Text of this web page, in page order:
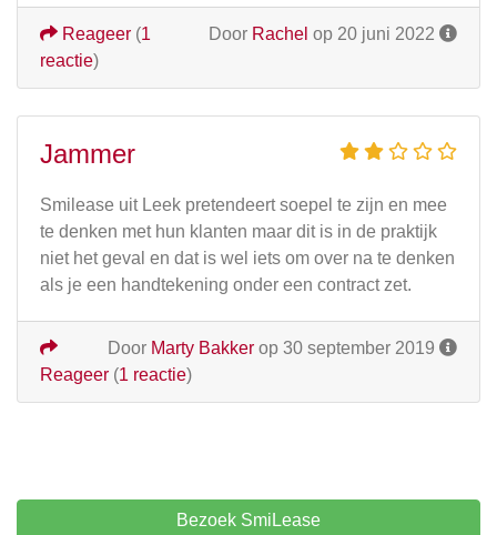
Door Rachel op 20 juni 2022
Reageer (1
reactie)
Jammer
Smilease uit Leek pretendeert soepel te zijn en mee
te denken met hun klanten maar dit is in de praktijk
niet het geval en dat is wel iets om over na te denken
als je een handtekening onder een contract zet.
Door Marty Bakker op 30 september 2019
Reageer (1 reactie)
Bezoek SmiLease